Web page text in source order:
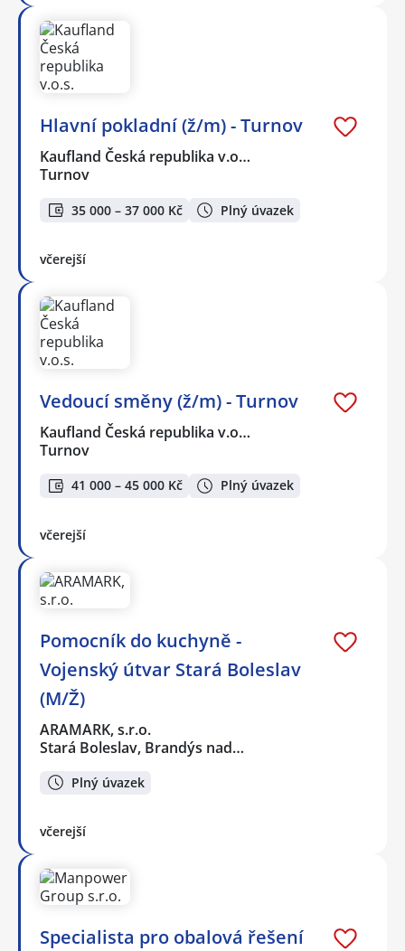
Hlavní pokladní (ž/m) - Turnov
Kaufland Česká republika v.o…
Turnov
35 000 – 37 000 Kč Plný úvazek
včerejší
Vedoucí směny (ž/m) - Turnov
Kaufland Česká republika v.o…
Turnov
41 000 – 45 000 Kč Plný úvazek
včerejší
Pomocník do kuchyně -
Vojenský útvar Stará Boleslav
(M/Ž)
ARAMARK, s.r.o.
Stará Boleslav, Brandýs nad…
Plný úvazek
včerejší
Specialista pro obalová řešení